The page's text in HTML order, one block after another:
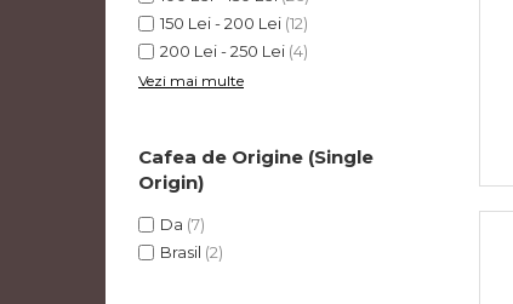
150 Lei - 200 Lei (12)
200 Lei - 250 Lei (4)
Vezi mai multe
Cafea de Origine (Single
Origin)
Da (7)
Brasil (2)